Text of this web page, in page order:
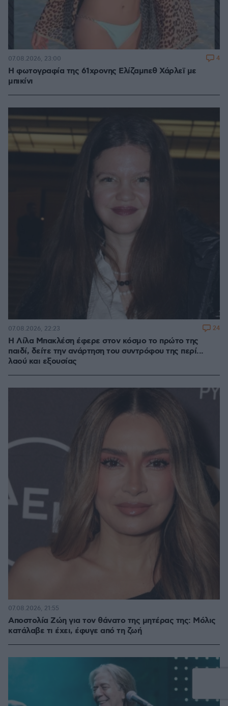
Η φωτογραφία της 61χρονης Ελίζαμπεθ Χάρλεϊ με
μπικίνι
07.08.2026, 23:00 4
Η Λίλα Μπακλέση έφερε στον κόσμο το πρώτο της
παιδί, δείτε την ανάρτηση του συντρόφου της περί...
λαού και εξουσίας
07.08.2026, 22:23 24
Αποστολία Ζώη για τον θάνατο της μητέρας της: Μόλις
κατάλαβε τι έχει, έφυγε από τη ζωή
07.08.2026, 21:55